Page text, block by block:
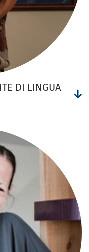
DI LINGUA